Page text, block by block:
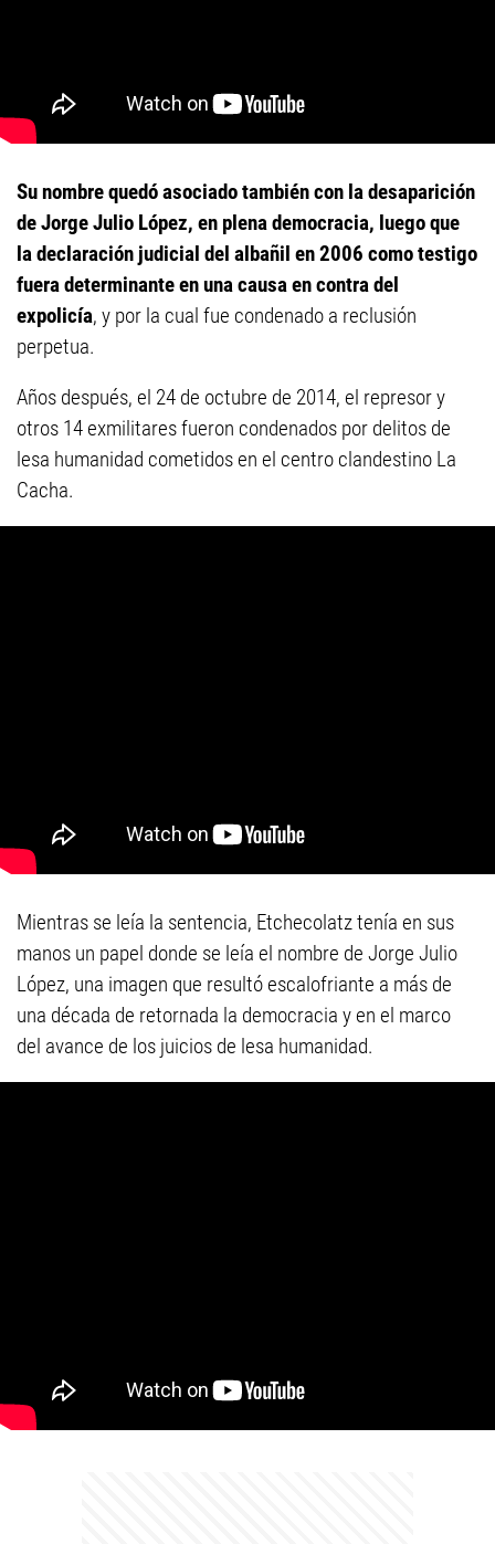
Su nombre quedó asociado también con la desaparición
de Jorge Julio López, en plena democracia, luego que
la declaración judicial del albañil en 2006 como testigo
fuera determinante en una causa en contra del
expolicía, y por la cual fue condenado a reclusión
perpetua.
Años después, el 24 de octubre de 2014, el represor y
otros 14 exmilitares fueron condenados por delitos de
lesa humanidad cometidos en el centro clandestino La
Cacha.
Mientras se leía la sentencia, Etchecolatz tenía en sus
manos un papel donde se leía el nombre de Jorge Julio
López, una imagen que resultó escalofriante a más de
una década de retornada la democracia y en el marco
del avance de los juicios de lesa humanidad.